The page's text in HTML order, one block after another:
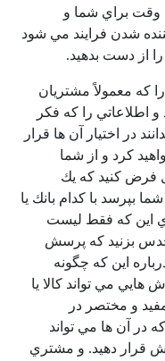
وقت براي شما و
شدن فرايند مي شود
از دست بدهيد.
كه معمولاً مشتريان
اطلاعاتي را كه فكر
در اختيار آن ها قرار
كرد و از شما
فرض كنيد كه يك
بپرسد با كدام بانك يا
اين كه فقط ليست
حدس بزنيد كه پرسش
اين كه چگونه
مي تواند كالا يا
و مختصر در
در آن ها مي تواند
قرار دهيد. و مشتري